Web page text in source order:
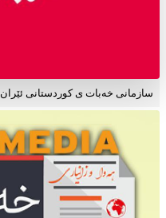
سازمانی خەبات ی کوردستانی ئێران